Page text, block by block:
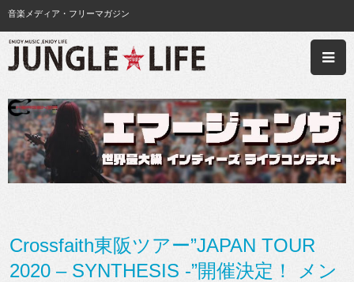
音楽メディア・フリーマガジン
Crossfaith東阪ツアー”JAPAN TOUR
2020 – SYNTHESIS -”開催決定！ メン